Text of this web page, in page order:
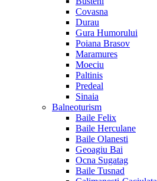
Covasna
Durau
Gura Humorului
Poiana Brasov
Maramures
Moeciu
Paltinis
Predeal
Sinaia
Balneoturism
Baile Felix
Baile Herculane
Baile Olanesti
Geoagiu Bai
Ocna Sugatag
Baile Tusnad